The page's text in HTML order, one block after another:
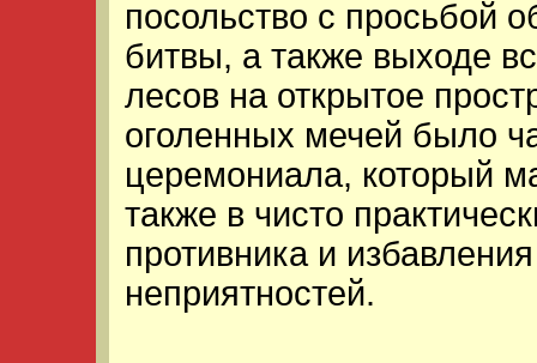
посольство с просьбой
битвы, а также выходе
лесов на открытое
оголенных мечей было
церемониала, который
также в чисто
противника и
неприятностей.